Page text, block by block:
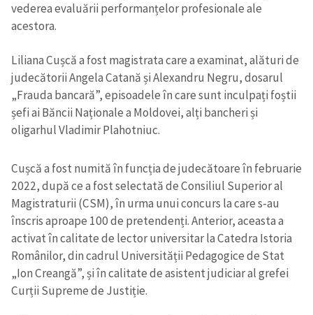
vederea evaluării performanțelor profesionale ale
acestora.
Liliana Cușcă a fost magistrata care a examinat, alături de
judecătorii Angela Catană și Alexandru Negru, dosarul
„Frauda bancară”, episoadele în care sunt inculpați foștii
șefi ai Băncii Naționale a Moldovei, alți bancheri și
oligarhul Vladimir Plahotniuc.
Cușcă a fost numită în funcția de judecătoare în februarie
2022, după ce a fost selectată de Consiliul Superior al
Magistraturii (CSM), în urma unui concurs la care s-au
înscris aproape 100 de pretendenți. Anterior, aceasta a
activat în calitate de lector universitar la Catedra Istoria
Românilor, din cadrul Universității Pedagogice de Stat
„Ion Creangă”, și în calitate de asistent judiciar al grefei
Curții Supreme de Justiție.